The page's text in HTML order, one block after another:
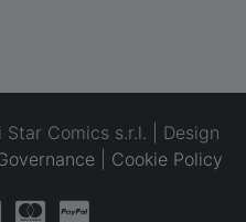
Comics s.r.l. | Design
Cookie Policy